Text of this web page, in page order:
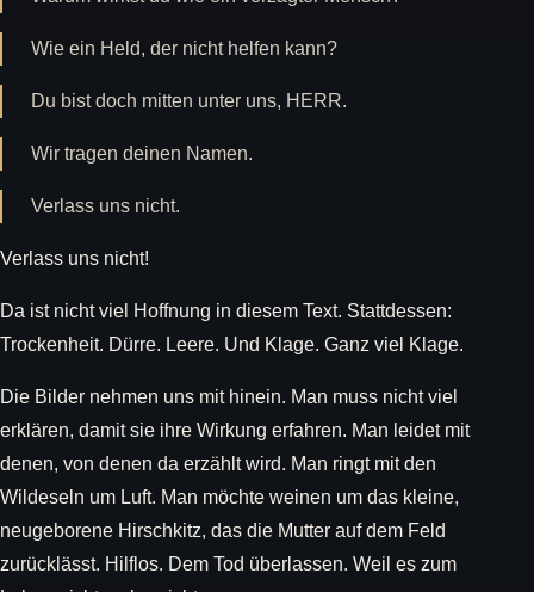
Wie ein Held, der nicht helfen kann?
Du bist doch mitten unter uns, HERR.
Wir tragen deinen Namen.
Verlass uns nicht.
Verlass uns nicht!
Da ist nicht viel Hoffnung in diesem Text. Stattdessen:
Trockenheit. Dürre. Leere. Und Klage. Ganz viel Klage.
Die Bilder nehmen uns mit hinein. Man muss nicht viel
erklären, damit sie ihre Wirkung erfahren. Man leidet mit
denen, von denen da erzählt wird. Man ringt mit den
Wildeseln um Luft. Man möchte weinen um das kleine,
neugeborene Hirschkitz, das die Mutter auf dem Feld
zurücklässt. Hilflos. Dem Tod überlassen. Weil es zum